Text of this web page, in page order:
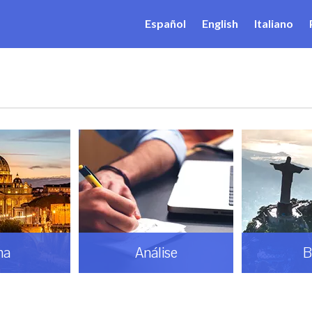
Español English Italiano
Análise